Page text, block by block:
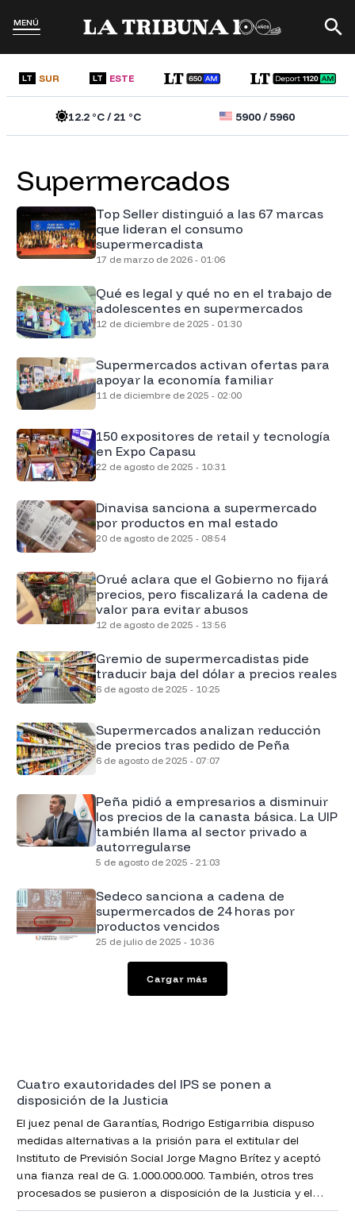
MENÚ
LT SUR LT ESTE
12.2 °C /21 °C 5900/5960
Supermercados
Top Seller distinguió a las 67 marcas
que lideran el consumo
supermercadista
17 de marzo de 2026 - 01:06
Qué es legal y qué no en el trabajo de
adolescentes en supermercados
12 de diciembre de 2025 - 01:30
Supermercados activan ofertas para
apoyar la economía familiar
11 de diciembre de 2025 - 02:00
150 expositores de retail y tecnología
en Expo Capasu
22 de agosto de 2025 - 10:31
Dinavisa sanciona a supermercado
por productos en mal estado
20 de agosto de 2025 - 08:54
Orué aclara que el Gobierno no fijará
precios, pero fiscalizará la cadena de
valor para evitar abusos
12 de agosto de 2025 - 13:56
Gremio de supermercadistas pide
traducir baja del dólar a precios reales
6 de agosto de 2025 - 10:25
Supermercados analizan reducción
de precios tras pedido de Peña
6 de agosto de 2025 - 07:07
Peña pidió a empresarios a disminuir
los precios de la canasta básica. La UIP
también llama al sector privado a
autorregularse
5 de agosto de 2025 - 21:03
Sedeco sanciona a cadena de
supermercados de 24 horas por
productos vencidos
25 de julio de 2025 - 10:36
Cargar más
Cuatro exautoridades del IPS se ponen a
disposición de la Justicia
El juez penal de Garantías, Rodrigo Estigarribia dispuso
medidas alternativas a la prisión para el extitular del
Instituto de Previsión Social Jorge Magno Brítez y aceptó
una fianza real de G. 1.000.000.000. También, otros tres
procesados se pusieron a disposición de la Justicia y el
magistrado ordenó la libertad ambulatoria.